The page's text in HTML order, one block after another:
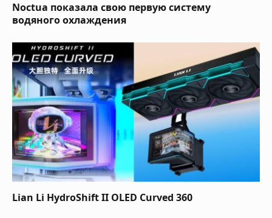
Noctua показала свою первую систему
водяного охлаждения
Lian Li HydroShift II OLED Curved 360